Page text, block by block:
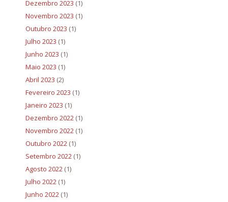
Dezembro 2023 (1)
Novembro 2023 (1)
Outubro 2023 (1)
Julho 2023 (1)
Junho 2023 (1)
Maio 2023 (1)
Abril 2023 (2)
Fevereiro 2023 (1)
Janeiro 2023 (1)
Dezembro 2022 (1)
Novembro 2022 (1)
Outubro 2022 (1)
Setembro 2022 (1)
Agosto 2022 (1)
Julho 2022 (1)
Junho 2022 (1)